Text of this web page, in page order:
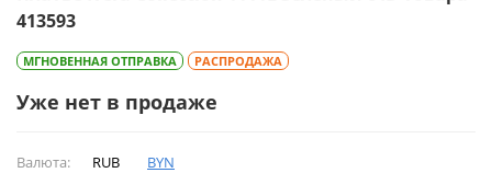
413593
МГНОВЕННАЯ ОТПРАВКА РАСПРОДАЖА
Уже нет в продаже
Валюта: RUB BYN